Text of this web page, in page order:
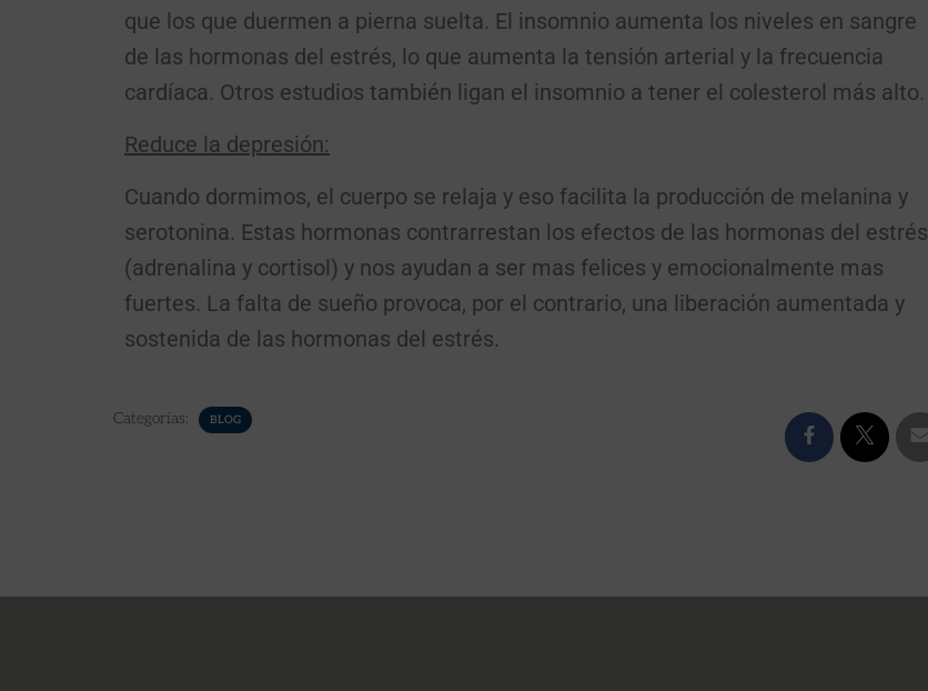
que los que duermen a pierna suelta. El insomnio aumenta los niveles en sangre
de las hormonas del estrés, lo que aumenta la tensión arterial y la frecuencia
cardíaca. Otros estudios también ligan el insomnio a tener el colesterol más alto.
Reduce la depresión:
Cuando dormimos, el cuerpo se relaja y eso facilita la producción de melanina y
serotonina. Estas hormonas contrarrestan los efectos de las hormonas del estrés
(adrenalina y cortisol) y nos ayudan a ser mas felices y emocionalmente mas
fuertes. La falta de sueño provoca, por el contrario, una liberación aumentada y
sostenida de las hormonas del estrés.
Categorías: BLOG